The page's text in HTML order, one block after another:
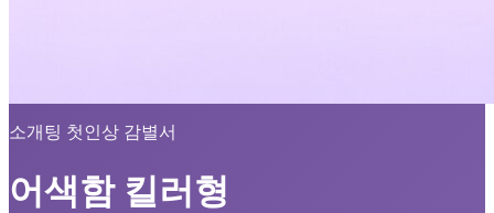
소개팅 첫인상 감별서
어색함 킬러형